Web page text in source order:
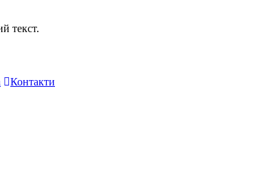
текст.
Контакти